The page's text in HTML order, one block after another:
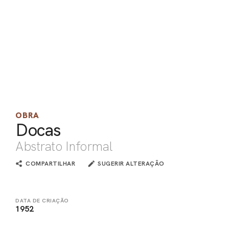
OBRA
Docas
Abstrato Informal
COMPARTILHAR SUGERIR ALTERAÇÃO
DATA DE CRIAÇÃO
1952